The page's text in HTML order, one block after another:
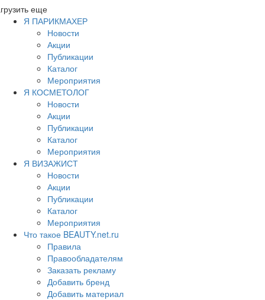
еще
Я ПАРИКМАХЕР
Новости
Акции
Публикации
Каталог
Мероприятия
Я КОСМЕТОЛОГ
Новости
Акции
Публикации
Каталог
Мероприятия
Я ВИЗАЖИСТ
Новости
Акции
Публикации
Каталог
Мероприятия
Что такое BEAUTY.net.ru
Правила
Правообладателям
Заказать рекламу
Добавить бренд
Добавить материал